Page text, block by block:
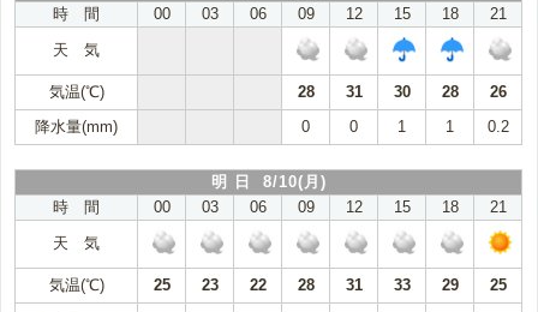
時 間
00 03 06 09 12 15 18
21
天 気
気温(℃) 28 31 30 28
26
降水量(mm)
0 0 1 1 0.2
明 日 8/10(月)
時 間
00 03 06 09 12 15 18
21
天 気
気温(℃) 25 23 22 28 31 33 29
25